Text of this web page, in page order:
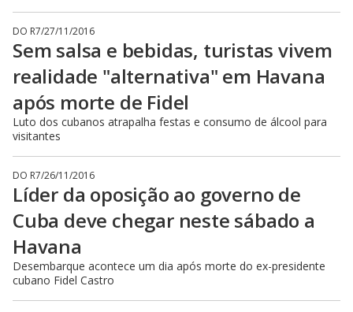
DO R7/27/11/2016
Sem salsa e bebidas, turistas vivem
realidade "alternativa" em Havana
após morte de Fidel
Luto dos cubanos atrapalha festas e consumo de álcool para
visitantes
DO R7/26/11/2016
Líder da oposição ao governo de
Cuba deve chegar neste sábado a
Havana
Desembarque acontece um dia após morte do ex-presidente
cubano Fidel Castro